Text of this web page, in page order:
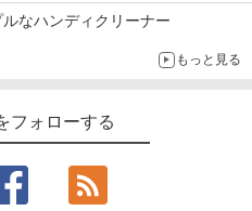
なハンディクリーナー
もっと見る
フォローする